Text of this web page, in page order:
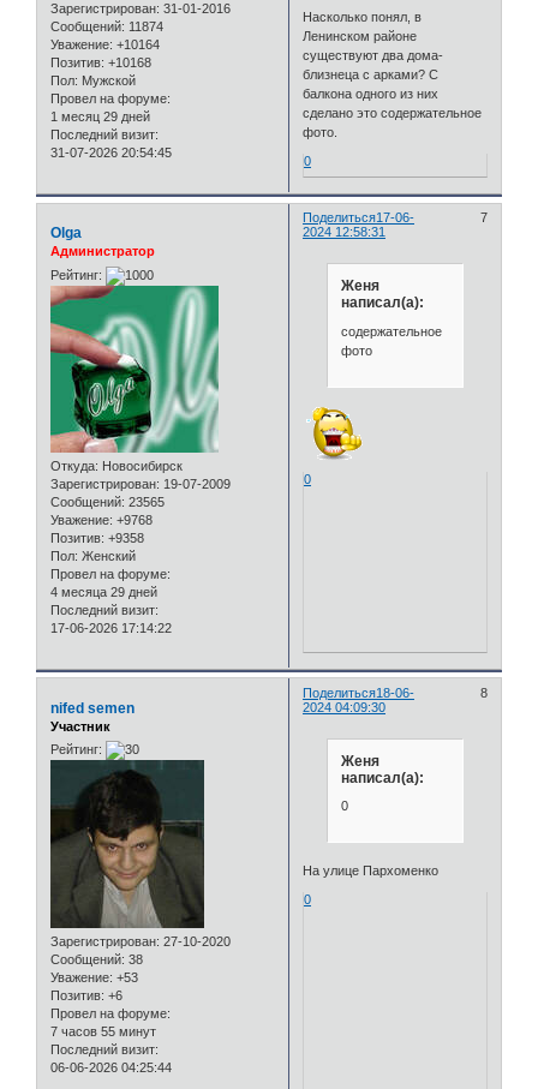
Зарегистрирован: 31-01-2016
Сообщений: 11874
Уважение: +10164
Позитив: +10168
Пол: Мужской
Провел на форуме:
1 месяц 29 дней
Последний визит:
31-07-2026 20:54:45
Насколько понял, в
Ленинском районе
существуют два дома-
близнеца с арками? С
балкона одного из них
сделано это содержательное
фото.
0
Поделиться 7
17-06-
2024 12:58:31
Olga
Администратор
Рейтинг:
Откуда: Новосибирск
Зарегистрирован: 19-07-2009
Сообщений: 23565
Уважение: +9768
Позитив: +9358
Пол: Женский
Провел на форуме:
4 месяца 29 дней
Последний визит:
17-06-2026 17:14:22
Женя
написал(а):
содержательное
фото
0
Поделиться 8
18-06-
2024 04:09:30
nifed semen
Участник
Рейтинг:
Зарегистрирован: 27-10-2020
Сообщений: 38
Уважение: +53
Позитив: +6
Провел на форуме:
7 часов 55 минут
Последний визит:
06-06-2026 04:25:44
Женя
написал(а):
0
На улице Пархоменко
0